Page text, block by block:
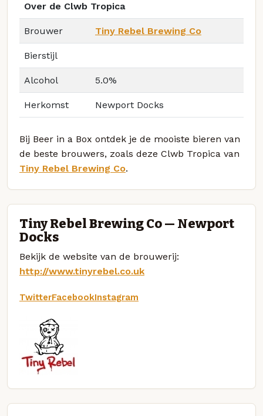
Over de Clwb Tropica
Brouwer Tiny Rebel Brewing Co
Bierstijl
Alcohol 5.0%
Herkomst Newport Docks
Bij Beer in a Box ontdek je de mooiste bieren van
de beste brouwers, zoals deze Clwb Tropica van
Tiny Rebel Brewing Co.
Tiny Rebel Brewing Co — Newport
Docks
Bekijk de website van de brouwerij:
http://www.tinyrebel.co.uk
TwitterFacebookInstagram